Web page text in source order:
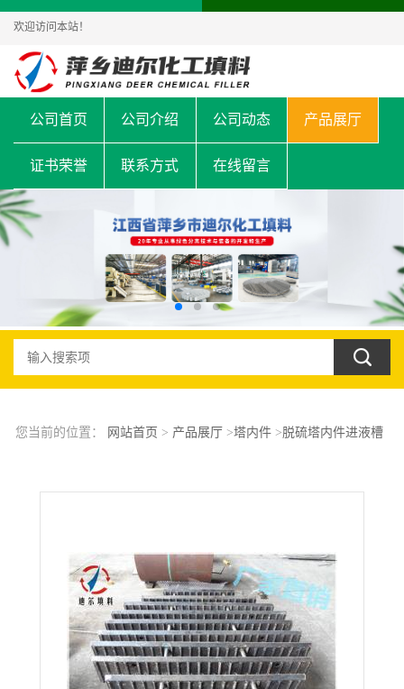
欢迎访问本站！
公司首页 公司介绍 公司动态 产品展厅
证书荣誉 联系方式 在线留言
您当前的位置： 网站首页 > 产品展厅>塔内件>脱硫塔内件进液槽